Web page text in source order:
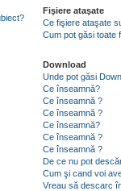
Fişiere ataşate
Ce fişiere ataşate
Cum pot găsi toate
Download
Unde pot găsi
Ce înseamnă?
Ce înseamnă ?
Ce înseamnă ?
Ce înseamnă?
Ce înseamnă ?
Ce înseamnă ?
De ce nu pot
Cum şi cand voi
Vreau să descarc